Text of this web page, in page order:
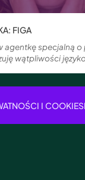
FIGA
agentkę specjalną
wątpliwości
I COOKIES